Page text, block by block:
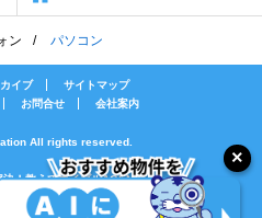
ン パソコン
イブ
サイトマップ
お問合せ 会社案内
All rights reserved.
！教えてエイブルAGENT
介！CHINTAI情報局
援！Woman.CHINTAI